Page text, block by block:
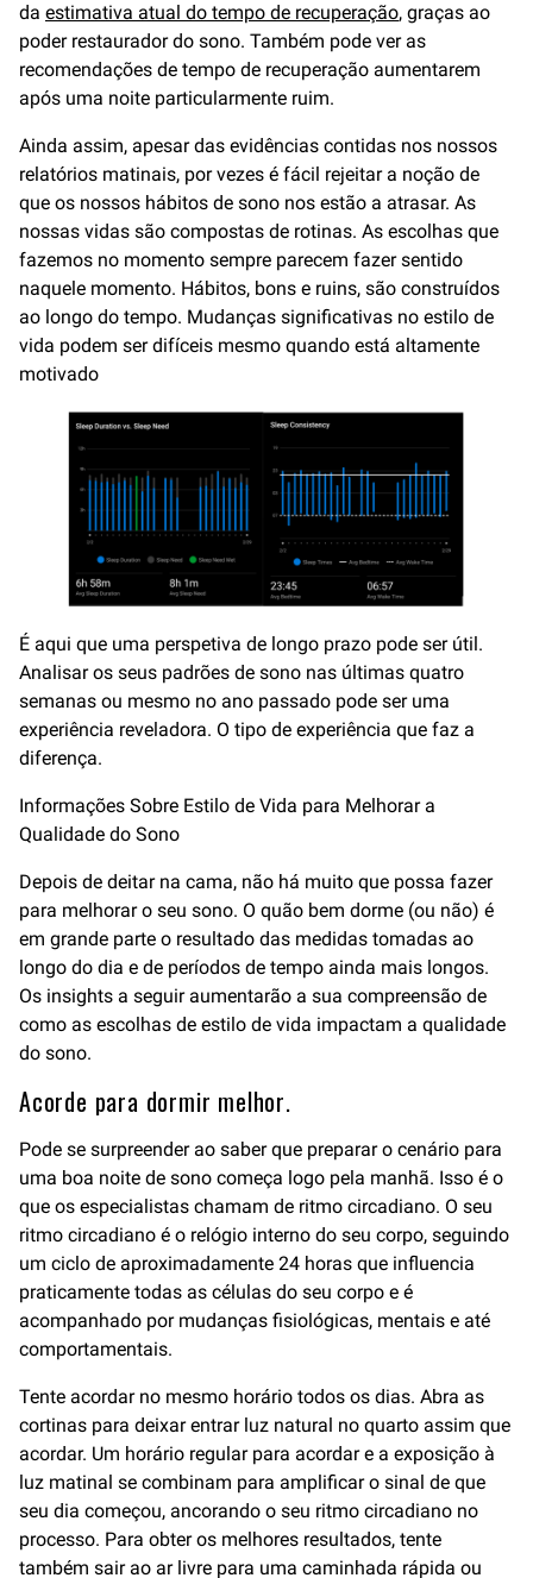
da estimativa atual do tempo de recuperação, graças ao
poder restaurador do sono. Também pode ver as
recomendações de tempo de recuperação aumentarem
após uma noite particularmente ruim.
Ainda assim, apesar das evidências contidas nos nossos
relatórios matinais, por vezes é fácil rejeitar a noção de
que os nossos hábitos de sono nos estão a atrasar. As
nossas vidas são compostas de rotinas. As escolhas que
fazemos no momento sempre parecem fazer sentido
naquele momento. Hábitos, bons e ruins, são construídos
ao longo do tempo. Mudanças significativas no estilo de
vida podem ser difíceis mesmo quando está altamente
motivado
É aqui que uma perspetiva de longo prazo pode ser útil.
Analisar os seus padrões de sono nas últimas quatro
semanas ou mesmo no ano passado pode ser uma
experiência reveladora. O tipo de experiência que faz a
diferença.
Informações Sobre Estilo de Vida para Melhorar a
Qualidade do Sono
Depois de deitar na cama, não há muito que possa fazer
para melhorar o seu sono. O quão bem dorme (ou não) é
em grande parte o resultado das medidas tomadas ao
longo do dia e de períodos de tempo ainda mais longos.
Os insights a seguir aumentarão a sua compreensão de
como as escolhas de estilo de vida impactam a qualidade
do sono.
Acorde para dormir melhor.
Pode se surpreender ao saber que preparar o cenário para
uma boa noite de sono começa logo pela manhã. Isso é o
que os especialistas chamam de ritmo circadiano. O seu
ritmo circadiano é o relógio interno do seu corpo, seguindo
um ciclo de aproximadamente 24 horas que influencia
praticamente todas as células do seu corpo e é
acompanhado por mudanças fisiológicas, mentais e até
comportamentais.
Tente acordar no mesmo horário todos os dias. Abra as
cortinas para deixar entrar luz natural no quarto assim que
acordar. Um horário regular para acordar e a exposição à
luz matinal se combinam para amplificar o sinal de que
seu dia começou, ancorando o seu ritmo circadiano no
processo. Para obter os melhores resultados, tente
também sair ao ar livre para uma caminhada rápida ou